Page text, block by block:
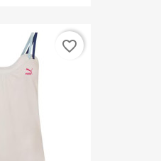
favorite_border